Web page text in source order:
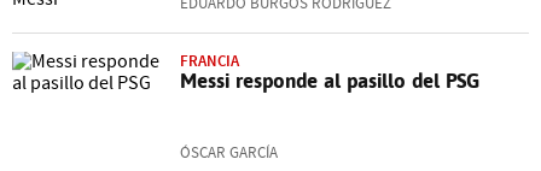
FRANCIA
Messi responde al pasillo del PSG
ÓSCAR GARCÍA